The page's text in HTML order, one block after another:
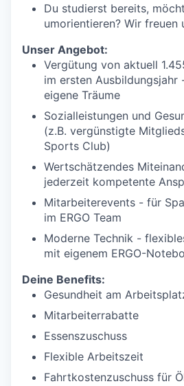
Du studierst bereits,
umorientieren? Wir freuen
Unser Angebot:
Vergütung von aktuell
im ersten Ausbildungsjahr
eigene Träume
Sozialleistungen und
(z.B. vergünstigte
Sports Club)
Wertschätzendes
jederzeit kompetente
Mitarbeiterevents - für
im ERGO Team
Moderne Technik -
mit eigenem ERGO-
Deine Benefits:
Gesundheit am
Mitarbeiterrabatte
Essenszuschuss
Flexible Arbeitszeit
Fahrtkostenzuschuss für